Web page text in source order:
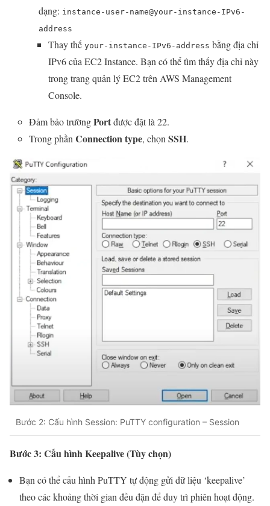
dạng: instance-user-name@your-instance-IPv6-
address
Thay thế your-instance-IPv6-address bằng địa chỉ
IPv6 của EC2 Instance. Bạn có thể tìm thấy địa chỉ này
trong trang quản lý EC2 trên AWS Management
Console.
Đảm bảo trườngPortđược đặt là 22.
Trong phần Connection type, chọn SSH.
Bước 2: Cấu hình Session: PuTTY configuration – Session
Bước 3: Cấu hình Keepalive (Tùy chọn)
Bạn có thể cấu hình PuTTY tự động gửi dữ liệu ‘keepalive’
theo các khoảng thời gian đều đặn để duy trì phiên hoạt động.